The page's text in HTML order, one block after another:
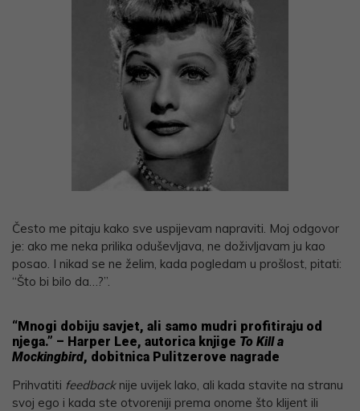
Često me pitaju kako sve uspijevam napraviti. Moj odgovor
je: ako me neka prilika oduševljava, ne doživljavam ju kao
posao. I nikad se ne želim, kada pogledam u prošlost, pitati:
“Što bi bilo da…?”.
“Mnogi dobiju savjet, ali samo mudri profitiraju od
njega.” – Harper Lee, autorica knjige To Kill a
Mockingbird, dobitnica Pulitzerove nagrade
Prihvatiti feedbacknije uvijek lako, ali kada stavite na stranu
svoj ego i kada ste otvoreniji prema onome što klijent ili